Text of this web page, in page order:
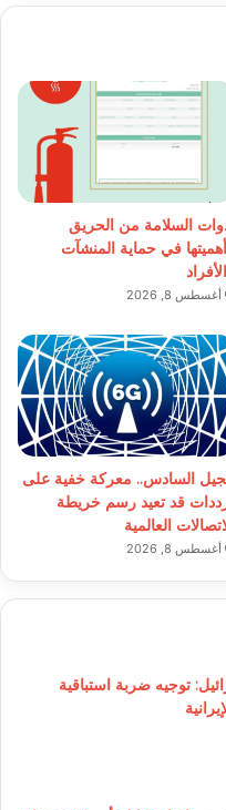
السلامة من الحريق
في حماية المنشآت
أغسطس 8, 2026
السادس.. معركة خفية على
قد تعيد رسم خريطة
العالمية
أغسطس 8, 2026
توجيه ضربة استباقية